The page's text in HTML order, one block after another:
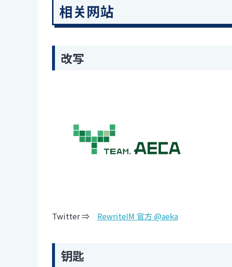
相关网站
改写
Twitter ⇒ RewriteIM 官方 @aeka
钥匙